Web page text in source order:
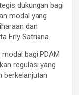
dukungan bagi
modal yang
dan
Erly Satriana.
bagi PDAM
regulasi yang
berkelanjutan